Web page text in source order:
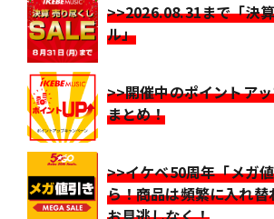
>>2026.08.31まで「決
ル」
>>開催中のポイントア
まとめ！
>>イケベ50周年「メガ
ら！商品は頻繁に入れ替